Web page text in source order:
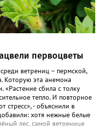
первоцветы
ветрениц – пермской,
Которую эта анемона
«Растение сбила с толку
тепло. И повторное
стресс», - объяснили в
хотя нежные белые
лес, самой ветренице